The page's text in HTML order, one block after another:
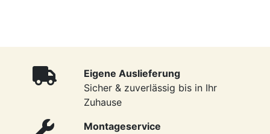
Eigene Auslieferung
Sicher & zuverlässig bis in Ihr
Zuhause
Montageservice